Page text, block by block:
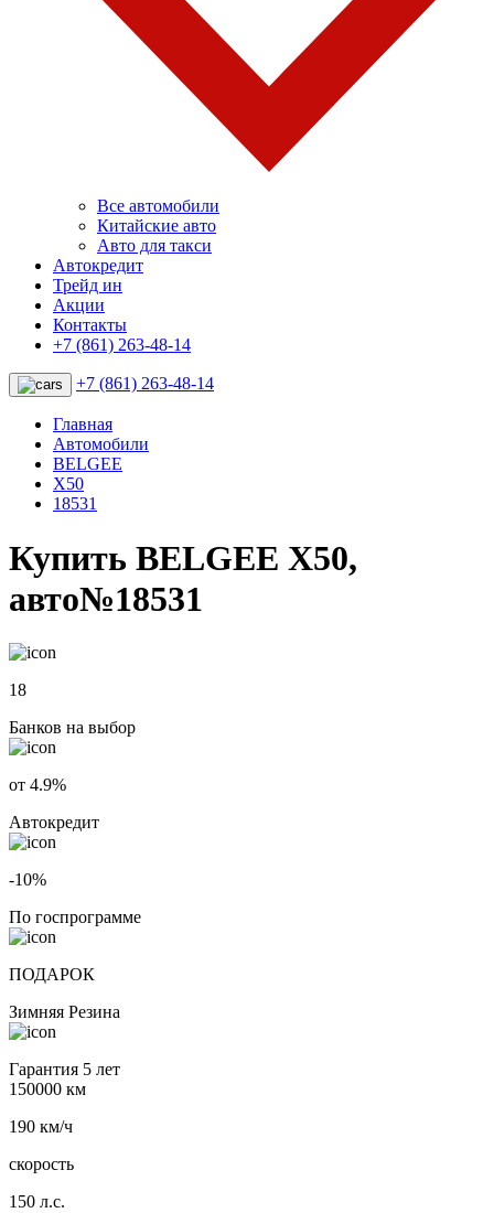
Все автомобили
Китайские авто
Авто для такси
Автокредит
Трейд ин
Акции
Контакты
+7 (861) 263-48-14
+7 (861) 263-48-14
Главная
Автомобили
BELGEE
X50
18531
Купить BELGEE X50,
авто№18531
18
Банков на выбор
от 4.9%
Автокредит
-10%
По госпрограмме
ПОДАРОК
Зимняя Резина
Гарантия 5 лет
150000 км
190 км/ч
скорость
150 л.с.